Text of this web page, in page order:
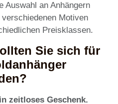
Auswahl an Anhängern
Motiven
Preisklassen.
Sie sich für
zeitloses Geschenk.